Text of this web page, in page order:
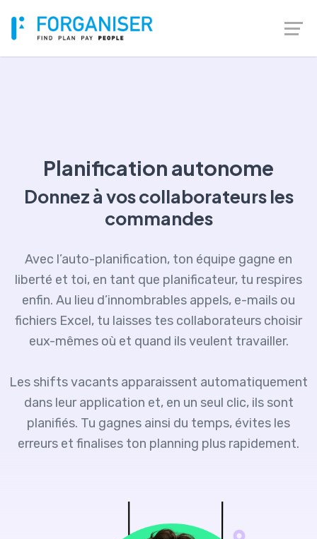
Planification autonome
Donnez à vos collaborateurs les
commandes
Avec l’auto-planification, ton équipe gagne en
liberté et toi, en tant que planificateur, tu respires
enfin. Au lieu d’innombrables appels, e-mails ou
fichiers Excel, tu laisses tes collaborateurs choisir
eux-mêmes où et quand ils veulent travailler.
Les shifts vacants apparaissent automatiquement
dans leur application et, en un seul clic, ils sont
planifiés. Tu gagnes ainsi du temps, évites les
erreurs et finalises ton planning plus rapidement.